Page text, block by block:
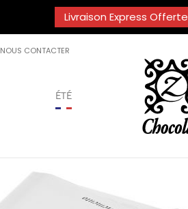
Livraison Express Offerte
NOUS CONTACTER
ÉTÉ